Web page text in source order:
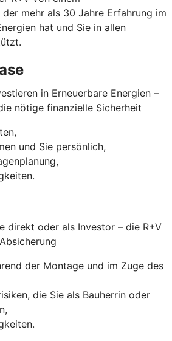
mehr als 30 Jahre Erfahrung im
hat und Sie in allen
in Erneuerbare Energien –
nötige finanzielle Sicherheit
und Sie persönlich,
direkt oder als Investor – die R+V
der Montage und im Zuge des
die Sie als Bauherrin oder